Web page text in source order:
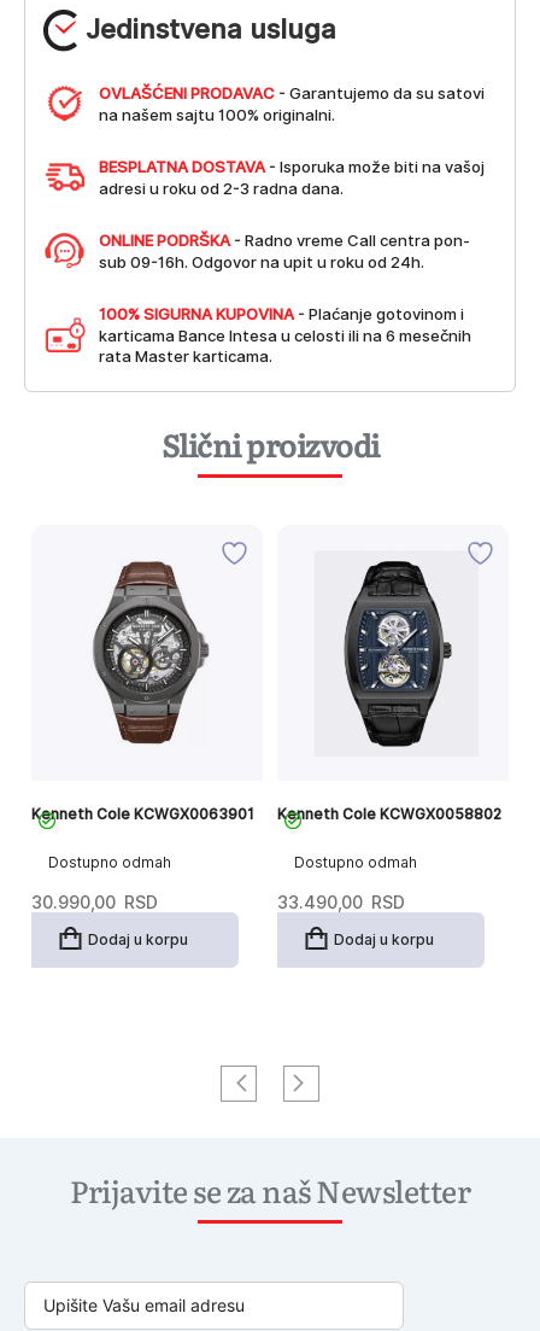
Jedinstvena usluga
OVLAŠĆENI PRODAVAC - Garantujemo da su satovi
na našem sajtu 100% originalni.
BESPLATNA DOSTAVA - Isporuka može biti na vašoj
adresi u roku od 2-3 radna dana.
ONLINE PODRŠKA - Radno vreme Call centra pon-
sub 09-16h. Odgovor na upit u roku od 24h.
100% SIGURNA KUPOVINA - Plaćanje gotovinom i
karticama Bance Intesa u celosti ili na 6 mesečnih
rata Master karticama.
Slični proizvodi
Dostupno odmah
Kenneth Cole KCWGX0063901
30.990,00 RSD
Dodaj u korpu
Dostupno odmah
Kenneth Cole KCWGX0058802
33.490,00 RSD
Dodaj u korpu
Prijavite se za naš Newsletter